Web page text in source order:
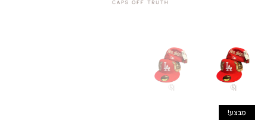
מבצע!